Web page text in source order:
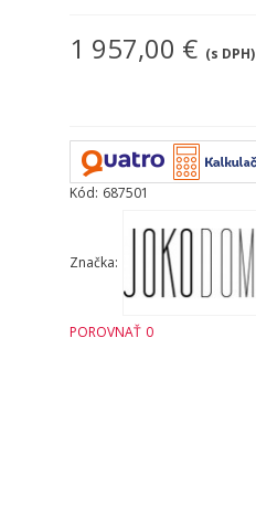
1 957,00 € (s DPH)
Kód: 687501
Značka:
POROVNAŤ 0